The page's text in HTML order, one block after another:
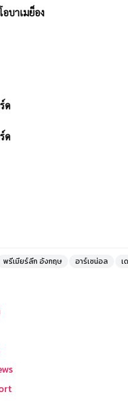
บาเมย็อง
ด
ด
พรีเมียร์ลีก อังกฤษ อาร์เซน่อล เ